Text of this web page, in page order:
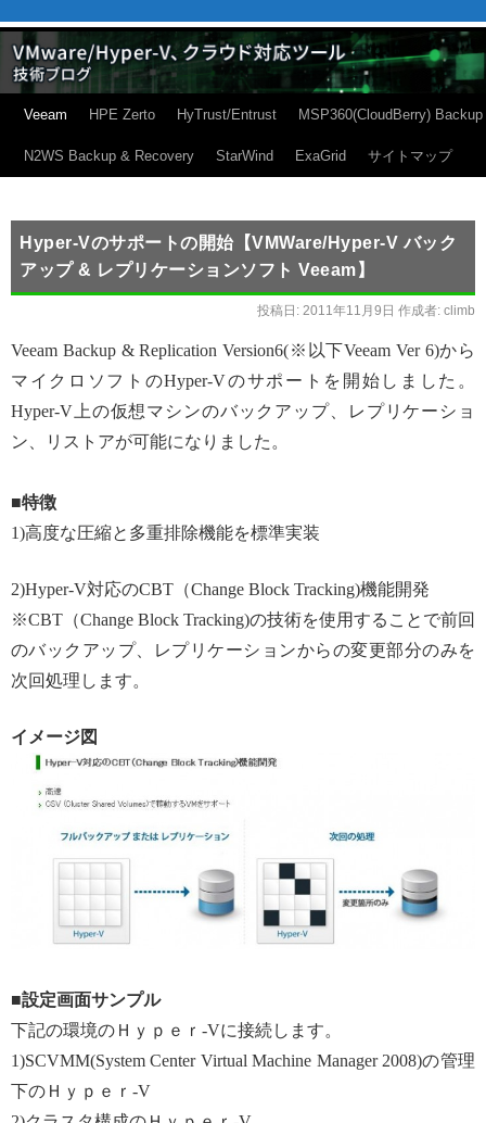
Veeam HPE Zerto HyTrust/Entrust MSP360(CloudBerry) Backup
N2WS Backup & Recovery StarWind ExaGrid サイトマップ
Hyper-Vのサポートの開始【VMWare/Hyper-V バック
アップ & レプリケーションソフト Veeam】
投稿日: 2011年11月9日 作成者: climb
Veeam Backup & Replication Version6(※以下Veeam Ver 6)から
マイクロソフトのHyper-Vのサポートを開始しました。
Hyper-V上の仮想マシンのバックアップ、レプリケーショ
ン、リストアが可能になりました。
■特徴
1)高度な圧縮と多重排除機能を標準実装
2)Hyper-V対応のCBT（Change Block Tracking)機能開発
※CBT（Change Block Tracking)の技術を使用することで前回
のバックアップ、レプリケーションからの変更部分のみを
次回処理します。
イメージ図
■設定画面サンプル
下記の環境のＨｙｐｅｒ-Vに接続します。
1)SCVMM(System Center Virtual Machine Manager 2008)の管理
下のＨｙｐｅｒ-V